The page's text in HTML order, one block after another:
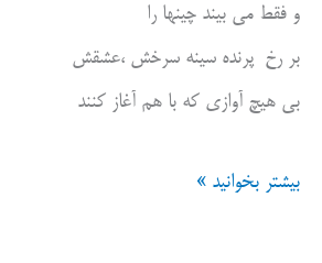
و فقط می بیند چینها را
بر رخ پرنده سینه سرخش ،عشقش
بی هیچ آوازی که با هم آغاز کنند
کافه
بیشتر بخوانید »